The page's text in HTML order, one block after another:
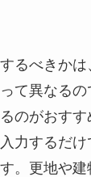
るべきか
て異なる
のがおすす
力するだ
。更地や